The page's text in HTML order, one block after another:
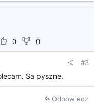
0 0
#3
Sa pyszne.
Odpowiedz